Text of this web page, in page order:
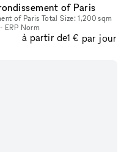
of Paris
1,200 sqm
ERP Norm
à partir de1 € par jour